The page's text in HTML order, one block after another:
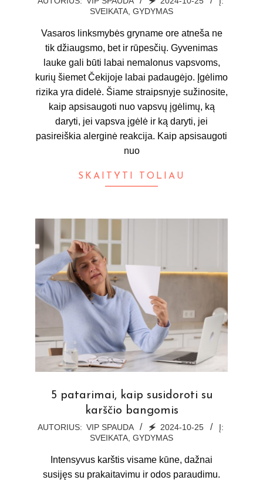
25
SVEIKATA, GYDYMAS
Vasaros linksmybės gryname ore atneša ne
tik džiaugsmo, bet ir rūpesčių. Gyvenimas
lauke gali būti labai nemalonus vapsvoms,
kurių šiemet Čekijoje labai padaugėjo. Įgėlimo
rizika yra didelė. Šiame straipsnyje sužinosite,
kaip apsisaugoti nuo vapsvų įgėlimų, ką
daryti, jei vapsva įgėlė ir ką daryti, jei
pasireiškia alerginė reakcija. Kaip apsisaugoti
nuo
SKAITYTI TOLIAU
5 patarimai, kaip susidoroti su
karščio bangomis
2024-
AUTORIUS: VIP SPAUDA 🗲 2024-10-25
Į:
SVEIKATA, GYDYMAS
Intensyvus karštis visame kūne, dažnai
susijęs su prakaitavimu ir odos paraudimu.